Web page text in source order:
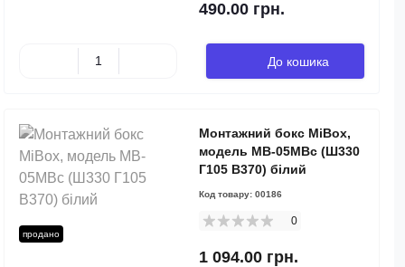
490.00 грн.
До кошика
продано
Монтажний бокс MiBox,
модель MB-05MBc (Ш330
Г105 В370) білий
Код товару: 00186
0
1 094.00 грн.